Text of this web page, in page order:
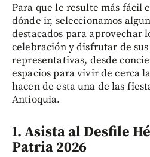
Para que le resulte más fácil
dónde ir, seleccionamos
destacados para aprovechar
celebración y disfrutar de
representativas, desde
espacios para vivir de cerca
hacen de esta una de las
Antioquia.
1. Asista al Desfile
Patria 2026